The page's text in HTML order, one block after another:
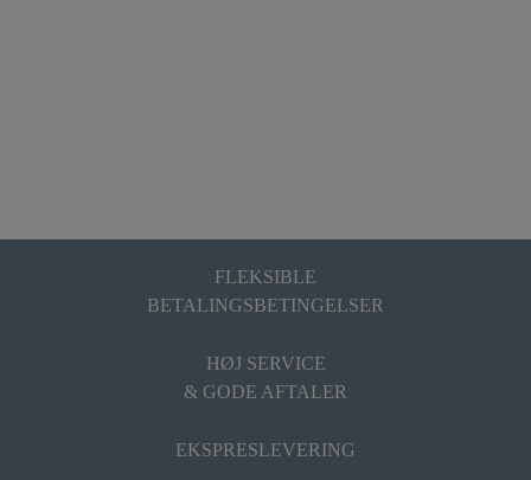
FLEKSIBLE
BETALINGSBETINGELSER
HØJ SERVICE
& GODE AFTALER
EKSPRESLEVERING